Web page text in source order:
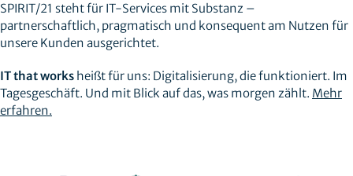
SPIRIT/21 steht für IT-Services mit Substanz –
partnerschaftlich, pragmatisch und konsequent am Nutzen für
unsere Kunden ausgerichtet.
IT that works heißt für uns: Digitalisierung, die funktioniert. Im
Tagesgeschäft. Und mit Blick auf das, was morgen zählt. Mehr
erfahren.